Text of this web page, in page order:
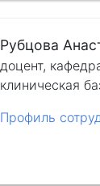
Рубцова
доцент,
клиническая
Профиль